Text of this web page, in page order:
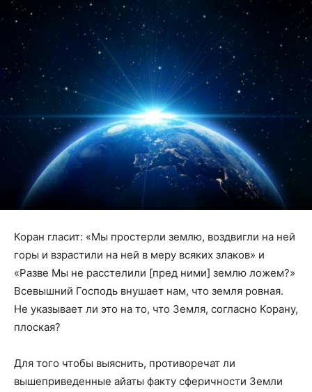
Коран гласит: «Мы простерли землю, воздвигли на ней
горы и взрастили на ней в меру всяких злаков» и
«Разве Мы не расстелили [пред ними] землю ложем?»
Всевышний Господь внушает нам, что земля ровная.
Не указывает ли это на то, что Земля, согласно Корану,
плоская?
Для того чтобы выяснить, противоречат ли
вышеприведенные айаты факту сферичности Земли